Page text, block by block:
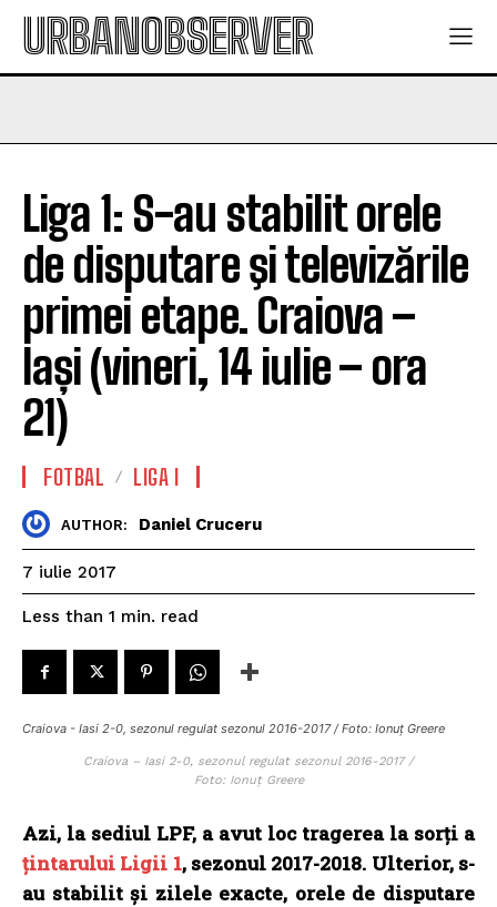
URBANOBSERVER
Liga 1: S-au stabilit orele
de disputare şi televizările
primei etape. Craiova –
Iași (vineri, 14 iulie – ora
21)
FOTBAL LIGA I
AUTHOR: Daniel Cruceru
7 iulie 2017
Less than 1 min. read
Craiova - Iasi 2-0, sezonul regulat sezonul 2016-2017 / Foto: Ionuț Greere
Craiova – Iasi 2-0, sezonul regulat sezonul 2016-2017 /
Foto: Ionuț Greere
Azi, la sediul LPF, a avut loc tragerea la sorţi a
ţintarului Ligii 1, sezonul 2017-2018. Ulterior, s-
au stabilit şi zilele exacte, orele de disputare